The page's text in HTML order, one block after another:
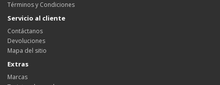
Términos y Condiciones
Servicio al cliente
Contáctanos
Devoluciones
Mapa del sitio
Extras
Marcas